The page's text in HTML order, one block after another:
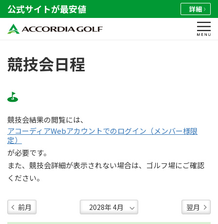
公式サイトが最安値 詳細
競技会日程
競技会結果の閲覧には、
アコーディアWebアカウントでのログイン（メンバー様限
定）
が必要です。
また、競技会詳細が表示されない場合は、ゴルフ場にご確認
ください。
前月 翌月